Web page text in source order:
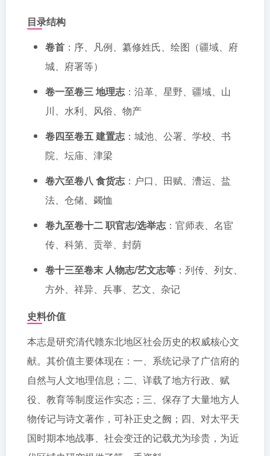
目录结构
卷首 ：序、凡例、纂修姓氏、绘图（疆域、府
城、府署等）
卷一至卷三 地理志：沿革、星野、疆域、山
川、水利、风俗、物产
卷四至卷五 建置志：城池、公署、学校、书
院、坛庙、津梁
卷六至卷八 食货志：户口、田赋、漕运、盐
法、仓储、蠲恤
卷九至卷十二 职官志/选举志：官师表、名宦
传、科第、贡举、封荫
卷十三至卷末 人物志/艺文志等 ：列传、列女、
方外、祥异、兵事、艺文、杂记
史料价值
本志是研究清代赣东北地区社会历史的权威核心文
献。其价值主要体现在：一、系统记录了广信府的
自然与人文地理信息；二、详载了地方行政、赋
役、教育等制度运作实态；三、保存了大量地方人
物传记与诗文著作，可补正史之阙；四、对太平天
国时期本地战事、社会变迁的记载尤为珍贵，为近